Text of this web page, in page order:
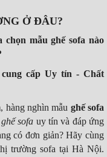
Ở ĐÂU?
mẫu ghế sofa nào
cấp Uy tín - Chất
hàng nghìn mẫu ghế sofa
ghế sofa uy tín và đáp ứng
có đơn giản? Hãy cùng
trường sofa tại Hà Nội.